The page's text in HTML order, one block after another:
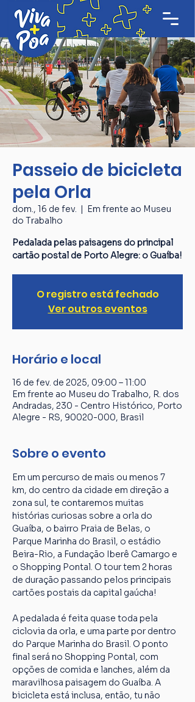
Passeio de bicicleta
pela Orla
dom., 16 de fev.
  |
Em frente ao Museu
do Trabalho
Pedalada pelas paisagens do principal
cartão postal de Porto Alegre: o Guaíba!
O registro está fechado
Ver outros eventos
Horário e local
16 de fev. de 2025, 09:00 – 11:00
Em frente ao Museu do Trabalho, R. dos
Andradas, 230 - Centro Histórico, Porto
Alegre - RS, 90020-000, Brasil
Sobre o evento
Em um percurso de mais ou menos 7
km, do centro da cidade em direção a
zona sul, te contaremos muitas
histórias curiosas sobre a orla do
Guaíba, o bairro Praia de Belas, o
Parque Marinha do Brasil, o estádio
Beira-Rio, a Fundação Iberê Camargo e
o Shopping Pontal. O tour tem 2 horas
de duração passando pelos principais
cartões postais da capital gaúcha!
A pedalada é feita quase toda pela
ciclovia da orla, e uma parte por dentro
do Parque Marinha do Brasil. O ponto
final será no Shopping Pontal, com
opções de comida e lanches, além da
maravilhosa paisagem do Guaíba. A
bicicleta está inclusa, então, tu não